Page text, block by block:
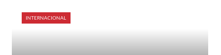
INTERNACIONAL